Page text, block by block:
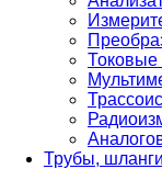
Токовые
Трубы,